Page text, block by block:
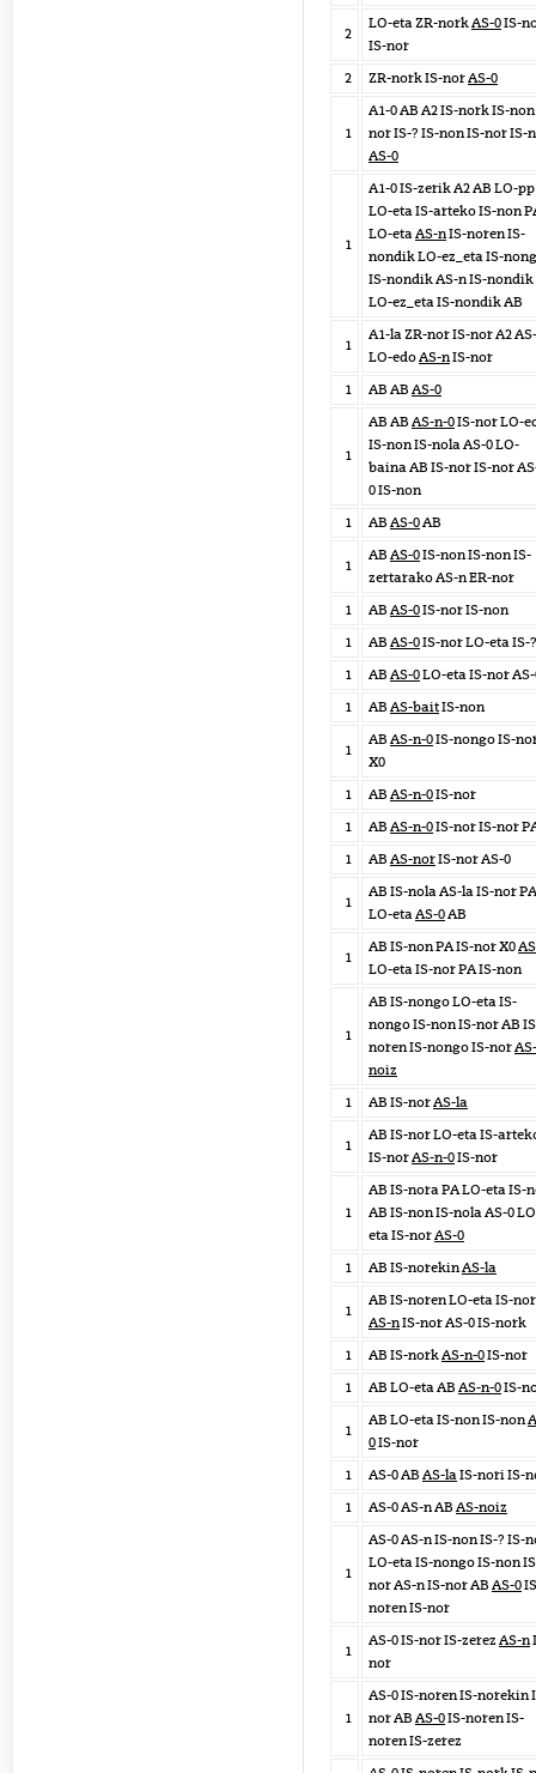
2
LO-eta ZR-norkAS-0IS-
IS-nor
2
ZR-nork IS-norAS-0
1
A1-0 AB A2 IS-nork IS-
nor IS-? IS-non IS-nor IS-
AS-0
1
A1-0 IS-zerik A2 AB LO-pp
LO-eta IS-arteko IS-non
LO-etaAS-nIS-noren IS-
nondik LO-ez_eta IS-
IS-nondik AS-n IS-nondik
LO-ez_eta IS-nondik AB
1
A1-la ZR-nor IS-nor A2
LO-edoAS-nIS-nor
1
AB AB AS-0
1
AB AB AS-n-0IS-nor LO-
IS-non IS-nola AS-0 LO-
baina AB IS-nor IS-nor
0 IS-non
1
AB AS-0AB
1
AB AS-0IS-non IS-non IS-
zertarako AS-n ER-nor
1
AB AS-0IS-nor IS-non
1
AB AS-0IS-nor LO-eta IS-?
1
AB AS-0LO-eta IS-nor
1
AB AS-baitIS-non
1
AB AS-n-0IS-nongo IS-
X0
1
AB AS-n-0IS-nor
1
AB AS-n-0IS-nor IS-nor
1
AB AS-norIS-nor AS-0
1
AB IS-nola AS-la IS-nor PA
LO-etaAS-0AB
1
AB IS-non PA IS-nor X0
LO-eta IS-nor PA IS-non
1
AB IS-nongo LO-eta IS-
nongo IS-non IS-nor AB
noren IS-nongo IS-norAS-
noiz
1
AB IS-norAS-la
1
AB IS-nor LO-eta IS-
IS-norAS-n-0IS-nor
1
AB IS-nora PA LO-eta IS-
AB IS-non IS-nola AS-0
eta IS-norAS-0
1
AB IS-norekinAS-la
1
AB IS-noren LO-eta IS-nor
AS-nIS-nor AS-0 IS-nork
1
AB IS-norkAS-n-0IS-nor
1
AB LO-eta AB AS-n-0IS-
1
AB LO-eta IS-non IS-non
0IS-nor
1
AS-0 AB AS-laIS-nori IS-
1
AS-0 AS-n AB AS-noiz
1
AS-0 AS-n IS-non IS-? IS-
LO-eta IS-nongo IS-non
nor AS-n IS-nor AB AS-0
noren IS-nor
1
AS-0 IS-nor IS-zerez AS-n
nor
1
AS-0 IS-noren IS-norekin
nor AB AS-0IS-noren IS-
noren IS-zerez